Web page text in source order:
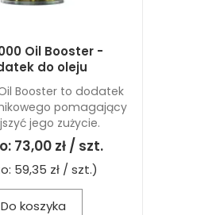
Oil Booster -
do oleju
Booster to dodatek
pomagający
jego zużycie.
73,00 zł / szt.
59,35 zł / szt.)
Do koszyka